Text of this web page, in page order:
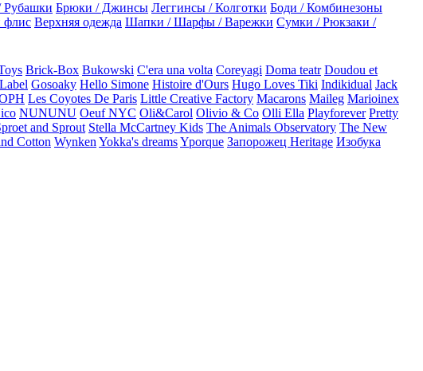
Рубашки Брюки / Джинсы Леггинсы / Колготки Боди / Комбинезоны
флис Верхняя одежда Шапки / Шарфы / Варежки Сумки / Рюкзаки /
Brick-Box Bukowski C'era una volta Coreyagi Doma teatr Doudou et
Gosoaky Hello Simone Histoire d'Ours Hugo Loves Tiki Indikidual Jack
Les Coyotes De Paris Little Creative Factory Macarons Maileg Marioinex
NUNUNU Oeuf NYC Oli&Carol Olivio & Co Olli Ella Playforever Pretty
and Sprout Stella McCartney Kids The Animals Observatory The New
Cotton Wynken Yokka's dreamsYporque Запорожец Heritage Изобука